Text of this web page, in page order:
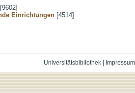
Einrichtungen [4514]
Universitätsbibliothek| Impressum